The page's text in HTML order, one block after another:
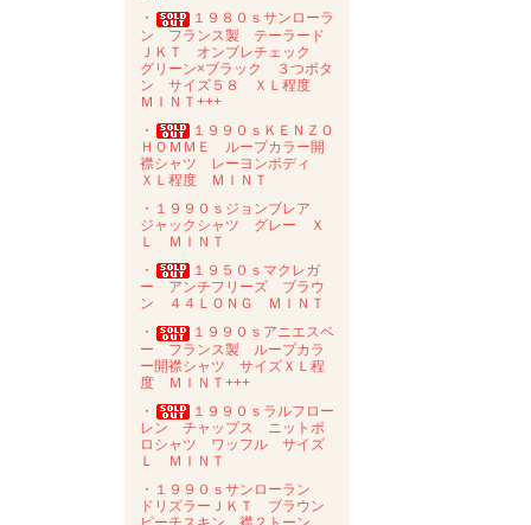
・
１９８０ｓサンローラ
ン フランス製 テーラード
ＪＫＴ オンブレチェック
グリーン×ブラック ３つボタ
ン サイズ５８ ＸＬ程度
ＭＩＮＴ+++
・
１９９０ｓＫＥＮＺＯ
ＨＯＭＭＥ ループカラー開
襟シャツ レーヨンボディ
ＸＬ程度 ＭＩＮＴ
・１９９０ｓジョンブレア
ジャックシャツ グレー Ｘ
Ｌ ＭＩＮＴ
・
１９５０ｓマクレガ
ー アンチフリーズ ブラウ
ン ４４ＬＯＮＧ ＭＩＮＴ
・
１９９０ｓアニエスベ
ー フランス製 ループカラ
ー開襟シャツ サイズＸＬ程
度 ＭＩＮＴ+++
・
１９９０ｓラルフロー
レン チャップス ニットポ
ロシャツ ワッフル サイズ
Ｌ ＭＩＮＴ
・１９９０ｓサンローラン
ドリズラーＪＫＴ ブラウン